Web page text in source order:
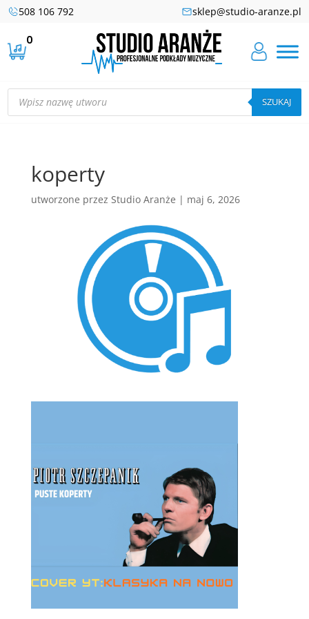
508 106 792 sklep@studio-aranze.pl
0
Wyszukiwarka
produktów SZUKAJ
koperty
utworzone przez Studio Aranże | maj 6, 2026